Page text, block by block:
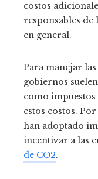
costos
responsables
en general.
Para manejar
gobiernos
como
estos costos.
han adoptado
incentivar a las
de CO2.